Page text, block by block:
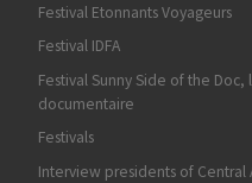
Festival Etonnants Voyageurs
Festival IDFA
Festival Sunny Side of the
documentaire
Festivals
Interview presidents of Central